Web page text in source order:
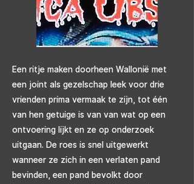
Een ritje maken doorheen Wallonië met
een joint als gezelschap leek voor drie
vrienden prima vermaak te zijn, tot één
van hen getuige is van van wat op een
ontvoering lijkt en ze op onderzoek
uitgaan. De roes is snel uitgewerkt
wanneer ze zich in een verlaten pand
bevinden, een pand bevolkt door